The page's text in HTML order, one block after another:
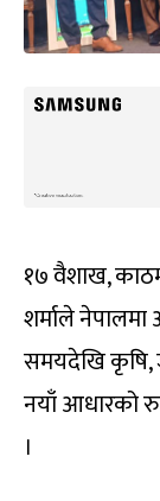
१७ वैशाख,
शर्माले
समयदेखि कृषि,
नयाँ आधारको
।